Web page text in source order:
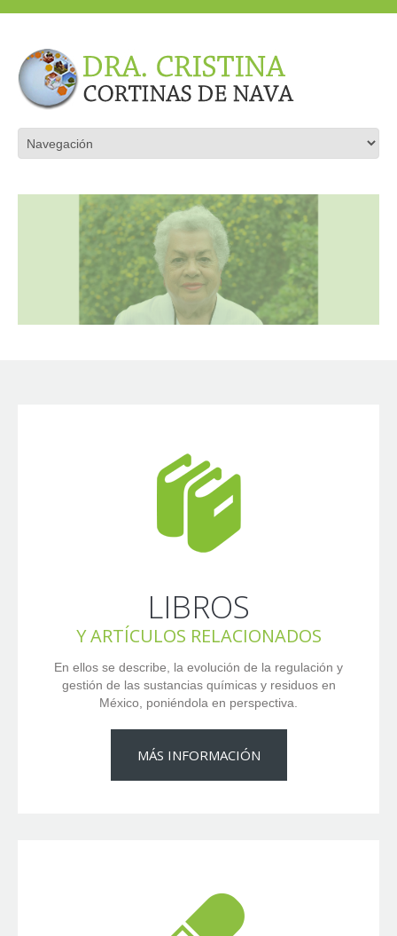
LIBROS
Y ARTÍCULOS RELACIONADOS
En ellos se describe, la evolución de la regulación y
gestión de las sustancias químicas y residuos en
México, poniéndola en perspectiva.
MÁS INFORMACIÓN